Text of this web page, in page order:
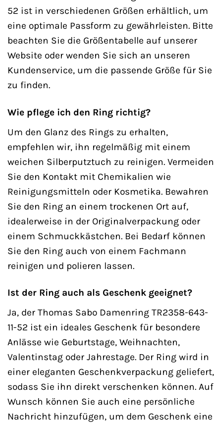
52 ist in verschiedenen Größen erhältlich, um
eine optimale Passform zu gewährleisten. Bitte
beachten Sie die Größentabelle auf unserer
Website oder wenden Sie sich an unseren
Kundenservice, um die passende Größe für Sie
zu finden.
Wie pflege ich den Ring richtig?
Um den Glanz des Rings zu erhalten,
empfehlen wir, ihn regelmäßig mit einem
weichen Silberputztuch zu reinigen. Vermeiden
Sie den Kontakt mit Chemikalien wie
Reinigungsmitteln oder Kosmetika. Bewahren
Sie den Ring an einem trockenen Ort auf,
idealerweise in der Originalverpackung oder
einem Schmuckkästchen. Bei Bedarf können
Sie den Ring auch von einem Fachmann
reinigen und polieren lassen.
Ist der Ring auch als Geschenk geeignet?
Ja, der Thomas Sabo Damenring TR2358-643-
11-52 ist ein ideales Geschenk für besondere
Anlässe wie Geburtstage, Weihnachten,
Valentinstag oder Jahrestage. Der Ring wird in
einer eleganten Geschenkverpackung geliefert,
sodass Sie ihn direkt verschenken können. Auf
Wunsch können Sie auch eine persönliche
Nachricht hinzufügen, um dem Geschenk eine